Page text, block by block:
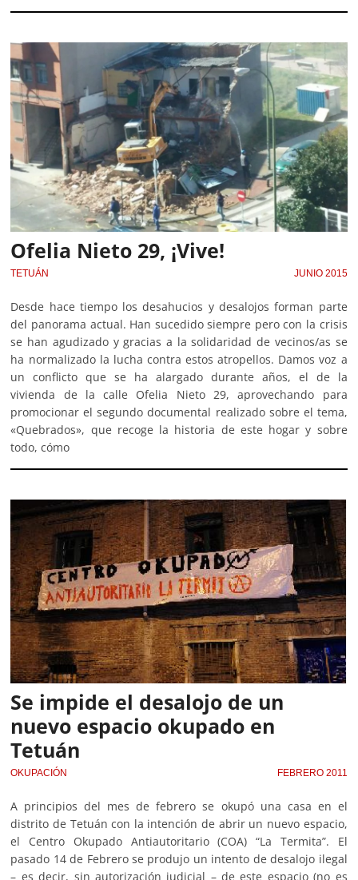
Ofelia Nieto 29, ¡Vive!
TETUÁN JUNIO 2015
Desde hace tiempo los desahucios y desalojos forman parte
del panorama actual. Han sucedido siempre pero con la crisis
se han agudizado y gracias a la solidaridad de vecinos/as se
ha normalizado la lucha contra estos atropellos. Damos voz a
un conflicto que se ha alargado durante años, el de la
vivienda de la calle Ofelia Nieto 29, aprovechando para
promocionar el segundo documental realizado sobre el tema,
«Quebrados», que recoge la historia de este hogar y sobre
todo, cómo
Se impide el desalojo de un
nuevo espacio okupado en
Tetuán
OKUPACIÓN FEBRERO 2011
A principios del mes de febrero se okupó una casa en el
distrito de Tetuán con la intención de abrir un nuevo espacio,
el Centro Okupado Antiautoritario (COA) “La Termita”. El
pasado 14 de Febrero se produjo un intento de desalojo ilegal
– es decir, sin autorización judicial – de este espacio (no es